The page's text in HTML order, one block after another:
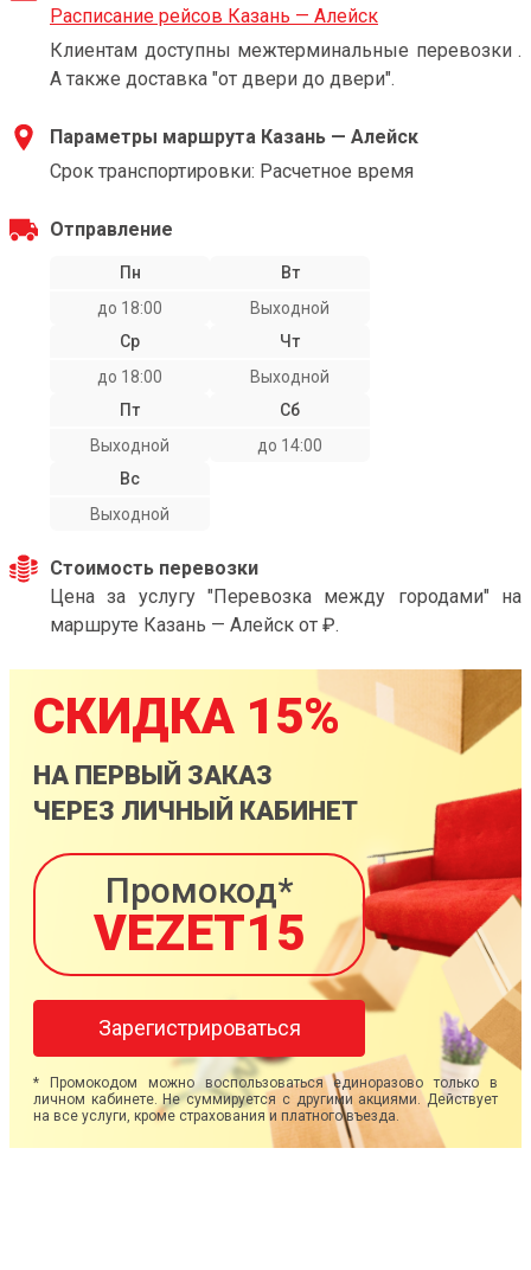
Расписание рейсов Казань — Алейск
Клиентам доступны межтерминальные перевозки .
А также доставка "от двери до двери".
Параметры маршрута Казань — Алейск
Срок транспортировки: Расчетное время
Отправление
Пн
до 18:00
Вт
Выходной
Ср
до 18:00
Чт
Выходной
Пт
Выходной
Сб
до 14:00
Вс
Выходной
Стоимость перевозки
Цена за услугу "Перевозка между городами" на
маршруте Казань — Алейск от ₽.
СКИДКА 15%
НА ПЕРВЫЙ ЗАКАЗ
ЧЕРЕЗ ЛИЧНЫЙ КАБИНЕТ
Промокод*
VEZET15
Зарегистрироваться
* Промокодом можно воспользоваться единоразово только в
личном кабинете. Не суммируется с другими акциями. Действует
на все услуги, кроме страхования и платного въезда.